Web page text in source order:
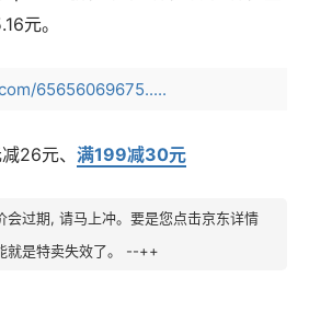
元。
65656069675.....
26元、 满199减30元
过期, 请马上冲。要是您点击京东详情
就是特卖失效了。 --++